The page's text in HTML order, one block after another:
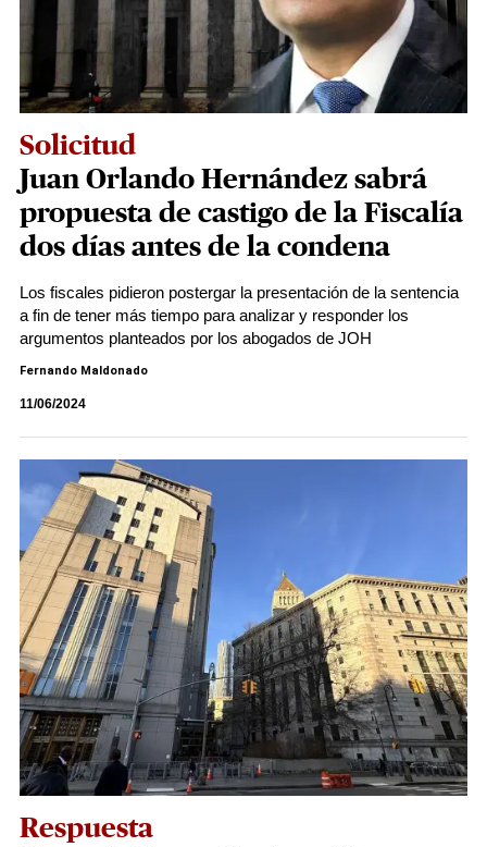
Solicitud
Juan Orlando Hernández sabrá
propuesta de castigo de la Fiscalía
dos días antes de la condena
Los fiscales pidieron postergar la presentación de la sentencia
a fin de tener más tiempo para analizar y responder los
argumentos planteados por los abogados de JOH
Fernando Maldonado
11/06/2024
Respuesta